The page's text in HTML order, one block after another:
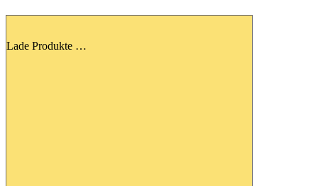
Lade Produkte …